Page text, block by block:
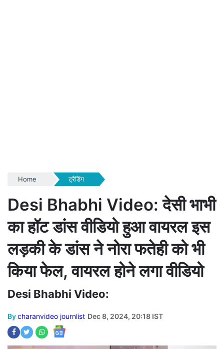
Home ट्रैडिंग
Desi Bhabhi Video: देसी भाभी
का हॉट डांस वीडियो हुआ वायरल इस
लड़की के डांस ने नोरा फतेही को भी
किया फेल, वायरल होने लगा वीडियो
Desi Bhabhi Video:
Bycharanvideo journlist Dec 8, 2024, 20:18 IST